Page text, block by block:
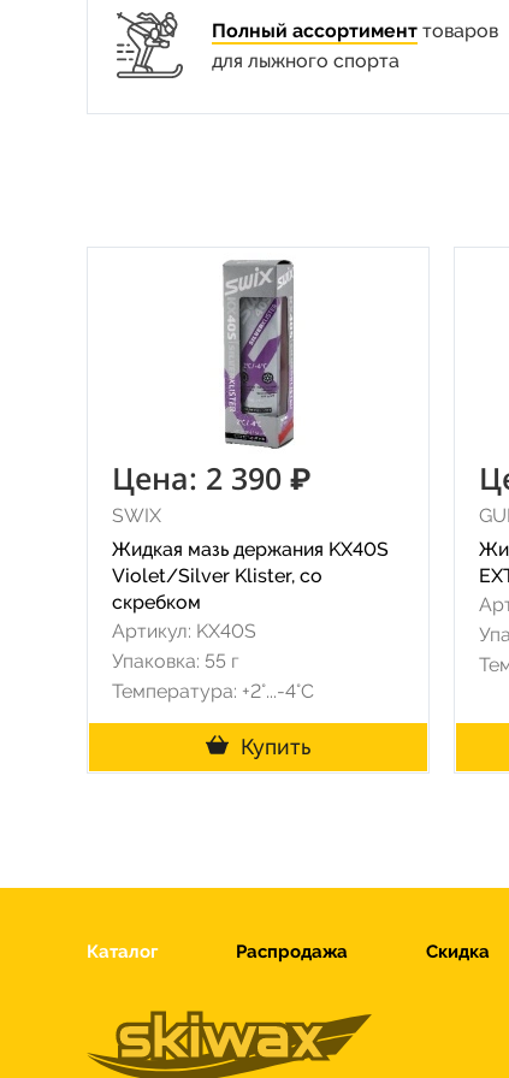
Полный ассортименттоваров
для лыжного спорта
Цена: 2 390 ₽
SWIX
Жидкая мазь держания KX40S
Violet/Silver Klister, со
скребком
Артикул: KX40S
Упаковка: 55 г
Температура: +2°...-4°С
Купить
Каталог Распродажа Скидка